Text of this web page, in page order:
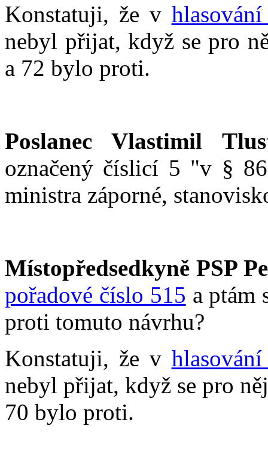
Konstatuji, že v
nebyl přijat, když se pro
a 72 bylo proti.
Poslanec Vlastimil
označený číslicí 5 "v §
ministra záporné,
Místopředsedkyně PSP
pořadové číslo 515 a ptám
proti tomuto návrhu?
Konstatuji, že v
nebyl přijat, když se pro
70 bylo proti.